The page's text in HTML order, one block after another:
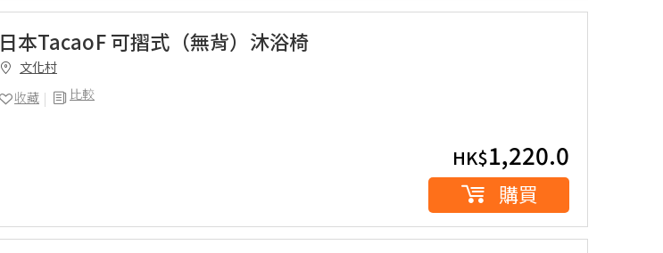
日本TacaoF 可摺式（無背）沐浴椅
文化村
比較
收藏
HK$1,220.0
購買